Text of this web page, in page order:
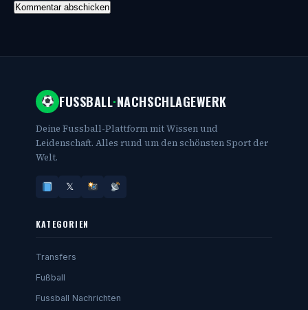
FUSSBALL·NACHSCHLAGEWERK
Deine Fussball-Plattform mit Wissen und
Leidenschaft. Alles rund um den schönsten Sport der
Welt.
𝕏
KATEGORIEN
Transfers
Fußball
Fussball Nachrichten